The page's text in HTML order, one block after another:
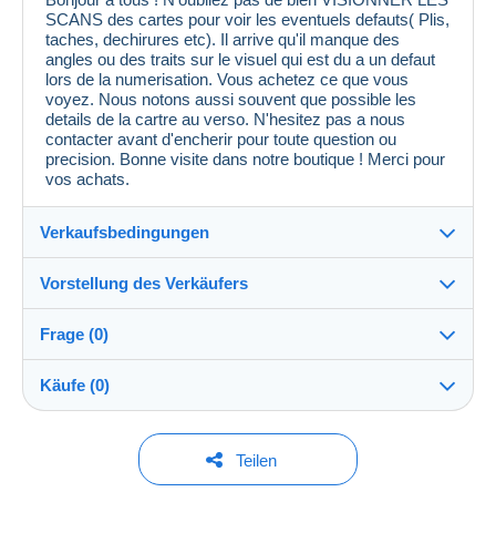
SCANS des cartes pour voir les eventuels defauts( Plis,
taches, dechirures etc). Il arrive qu'il manque des
angles ou des traits sur le visuel qui est du a un defaut
lors de la numerisation. Vous achetez ce que vous
voyez. Nous notons aussi souvent que possible les
details de la cartre au verso. N'hesitez pas a nous
contacter avant d'encherir pour toute question ou
precision. Bonne visite dans notre boutique ! Merci pour
vos achats.
Verkaufsbedingungen
Verkaufsbedingungen im Detail
Versand nach Zahlung innerhalb von 7 Tagen
Widerrufsrecht
Rücksendekosten gehen zu Lasten
Alle Angaben zu Fristen bezüglich der Rücksendung
Vorstellung des Verkäufers
cpcr958100%(21673x)
PRO
Shop
Nachname:
Frage (0)
Um eine Frage stellen zu können, müssen Sie
eingeloggt sein.
Käufe (0)
Letzte Aktualisierung: 05:50:00
Teilen